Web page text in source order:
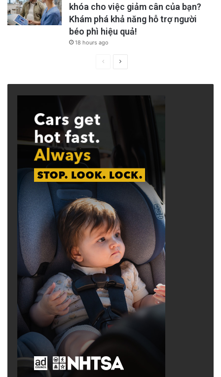
khóa cho việc giảm cân của bạn?
Khám phá khả năng hỗ trợ người
béo phì hiệu quả!
18 hours ago
PreviousNext